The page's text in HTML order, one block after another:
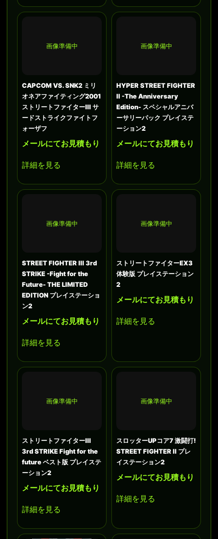
画像準備中
CAPCOM VS. SNK2 ミリ
オネアファイティング2001
ストリートファイターIII サ
ードストライクファイトフ
ォーザフ
メールにてお見積もり
詳細を見る
画像準備中
HYPER STREET FIGHTER
II -The Anniversary
Edition- スペシャルアニバ
ーサリーパック プレイステ
ーション2
メールにてお見積もり
詳細を見る
画像準備中
STREET FIGHTER III 3rd
STRIKE -Fight for the
Future- THE LIMITED
EDITION プレイステーショ
ン2
メールにてお見積もり
詳細を見る
画像準備中
ストリートファイターEX3
体験版 プレイステーション
2
メールにてお見積もり
詳細を見る
画像準備中
ストリートファイターIII
3rd STRIKE Fight for the
future ベスト版 プレイステ
ーション2
メールにてお見積もり
詳細を見る
画像準備中
スロッターUPコア7 激闘打!
STREET FIGHTER II プレ
イステーション2
メールにてお見積もり
詳細を見る